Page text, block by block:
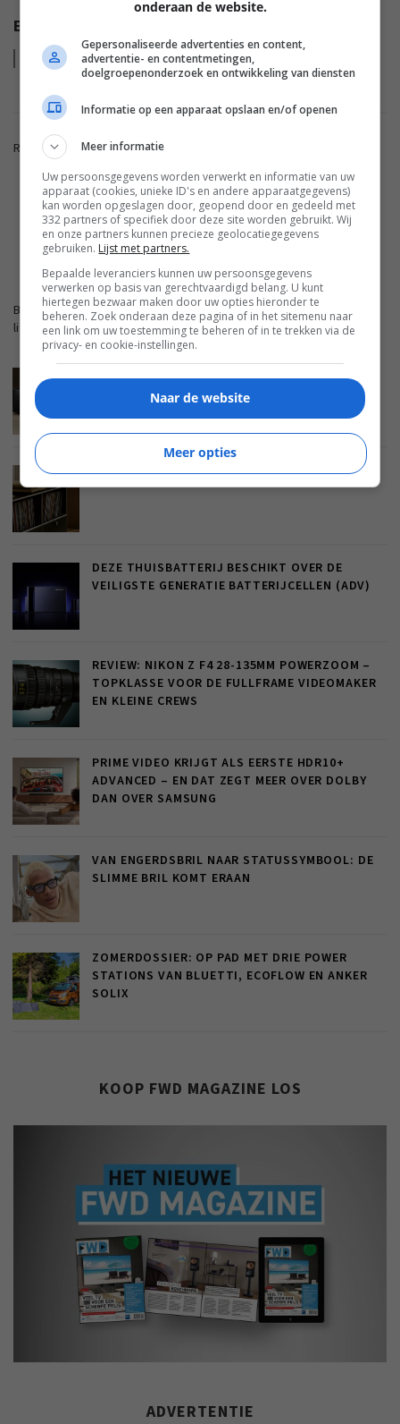
EISA HT AUDIO AWARDS 2022-2023
Lees meer
Reacties zijn gesloten.
ADVERTENTIE
FWD.NL
Blijf op de hoogte met de nieuwste artikelen van ons
lifestyleplatform en bezoek FWD.nl.
INTERESSANTSTE UPGRADE ZIT NIET IN HET
REVIEW: DEVIALET ASTRA – EEN STATEMENT
DEZE THUISBATTERIJ BESCHIKT OVER DE
VEILIGSTE GENERATIE BATTERIJCELLEN (ADV)
REVIEW: NIKON Z F4 28-135MM POWERZOOM –
TOPKLASSE VOOR DE FULLFRAME VIDEOMAKER
EN KLEINE CREWS
PRIME VIDEO KRIJGT ALS EERSTE HDR10+
ADVANCED – EN DAT ZEGT MEER OVER DOLBY
DAN OVER SAMSUNG
VAN ENGERDSBRIL NAAR STATUSSYMBOOL: DE
SLIMME BRIL KOMT ERAAN
ZOMERDOSSIER: OP PAD MET DRIE POWER
STATIONS VAN BLUETTI, ECOFLOW EN ANKER
SOLIX
KOOP FWD MAGAZINE LOS
ADVERTENTIE
onderaan de website.
Gepersonaliseerde advertenties en content,
advertentie- en contentmetingen,
doelgroepenonderzoek en ontwikkeling van diensten
Informatie op een apparaat opslaan en/of openen
Meer informatie
Uw persoonsgegevens worden verwerkt en informatie van uw
apparaat (cookies, unieke ID's en andere apparaatgegevens)
kan worden opgeslagen door, geopend door en gedeeld met
332 partners of specifiek door deze site worden gebruikt. Wij
en onze partners kunnen precieze geolocatiegegevens
gebruiken. Lijst met partners.
Bepaalde leveranciers kunnen uw persoonsgegevens
verwerken op basis van gerechtvaardigd belang. U kunt
hiertegen bezwaar maken door uw opties hieronder te
beheren. Zoek onderaan deze pagina of in het sitemenu naar
een link om uw toestemming te beheren of in te trekken via de
privacy- en cookie-instellingen.
Naar de website
Meer opties